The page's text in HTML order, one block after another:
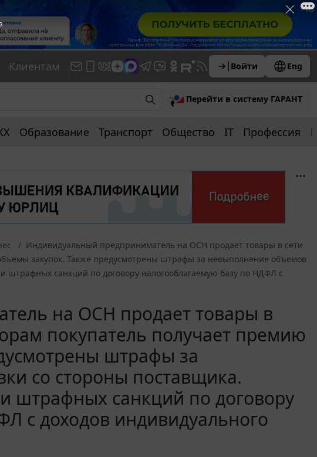
Клиентам Войти Eng
Перейти в систему ГАРАНТ
Образование Транспорт Общество IT Профессия
Индивидуальный предприниматель на ОСН продает товары в сети
закупок. Также предусмотрены штрафы за невыполнение объемов
санкций по договору налогооблагаемую базу по НДФЛ с
на ОСН продает товары в
покупатель получает премию
штрафы за
со стороны поставщика.
санкций по договору
с доходов индивидуального